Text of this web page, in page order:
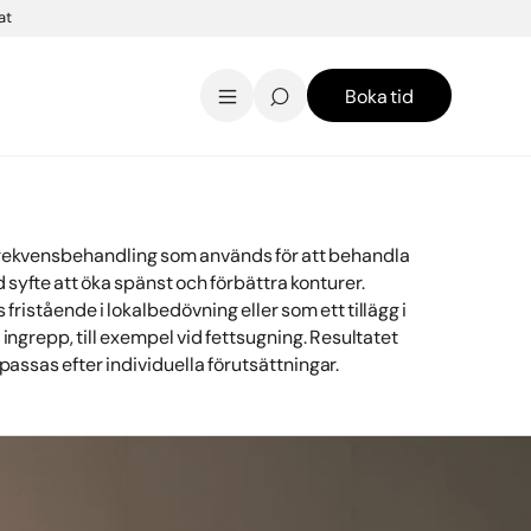
KontaktEnglish
Boka tid
som används för att behandla
syfte att öka spänst och förbättra konturer.
fristående i lokalbedövning eller som ett tillägg i
till exempel vid fettsugning. Resultatet
efter individuella förutsättningar.